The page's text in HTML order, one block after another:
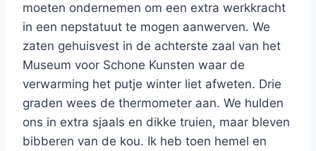
moeten ondernemen om een extra werkkracht
in een nepstatuut te mogen aanwerven. We
zaten gehuisvest in de achterste zaal van het
Museum voor Schone Kunsten waar de
verwarming het putje winter liet afweten. Drie
graden wees de thermometer aan. We hulden
ons in extra sjaals en dikke truien, maar bleven
bibberen van de kou. Ik heb toen hemel en